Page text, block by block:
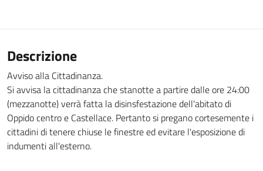
Descrizione
Avviso alla Cittadinanza.
Si avvisa la cittadinanza che stanotte a partire dalle ore 24:00
(mezzanotte) verrà fatta la disinsfestazione dell'abitato di
Oppido centro e Castellace. Pertanto si pregano cortesemente i
cittadini di tenere chiuse le finestre ed evitare l'esposizione di
indumenti all'esterno.